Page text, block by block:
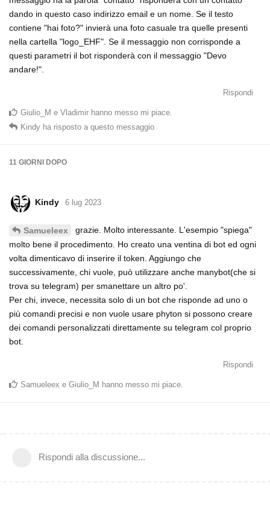
dando in questo caso indirizzo email e un nome. Se il testo
contiene "hai foto?" invierà una foto casuale tra quelle presenti
nella cartella "logo_EHF". Se il messaggio non corrisponde a
questi parametri il bot risponderà con il messaggio "Devo
andare!".
Rispondi
Giulio_M e Vladimir hanno messo mi piace
Kindy ha risposto a questo messaggio
11 GIORNI DOPO
Kindy 6 lug 2023
Samueleex
grazie. Molto interessante. L'esempio "spiega"
molto bene il procedimento. Ho creato una ventina di bot ed ogni
volta dimenticavo di inserire il token. Aggiungo che
successivamente, chi vuole, può utilizzare anche manybot(che si
trova su telegram) per smanettare un altro po'.
Per chi, invece, necessita solo di un bot che risponde ad uno o
più comandi precisi e non vuole usare phyton si possono creare
dei comandi personalizzati direttamente su telegram col proprio
bot.
Rispondi
Samueleex e Giulio_M hanno messo mi piace
Rispondi alla discussione...